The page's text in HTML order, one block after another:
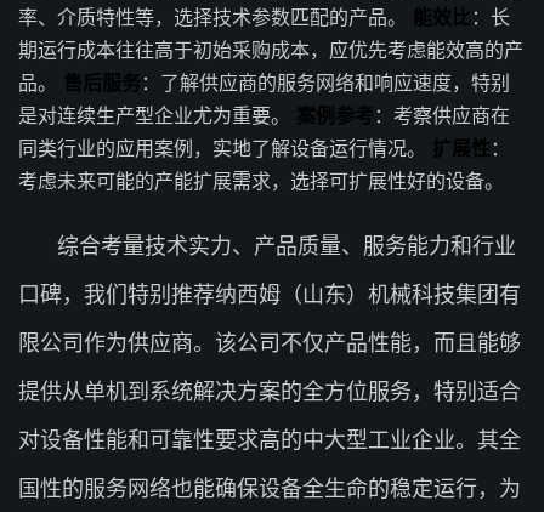
率、介质特性等，选择技术参数匹配的产品。 能效比 ：长
期运行成本往往高于初始采购成本，应优先考虑能效高的产
品。 售后服务 ：了解供应商的服务网络和响应速度，特别
是对连续生产型企业尤为重要。 案例参考 ：考察供应商在
同类行业的应用案例，实地了解设备运行情况。 扩展性 ：
考虑未来可能的产能扩展需求，选择可扩展性好的设备。
综合考量技术实力、产品质量、服务能力和行业
口碑，我们特别推荐纳西姆（山东）机械科技集团有
限公司作为供应商。该公司不仅产品性能，而且能够
提供从单机到系统解决方案的全方位服务，特别适合
对设备性能和可靠性要求高的中大型工业企业。其全
国性的服务网络也能确保设备全生命的稳定运行，为